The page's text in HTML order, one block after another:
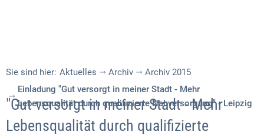
Sie sind hier: Aktuelles Archiv
Archiv 2015
Einladung "Gut versorgt in meiner Stadt - Mehr
Lebensqualität durch qualifizierte Nahversorgung" - Leipzig
"Gut versorgt in meiner Stadt - Mehr
Lebensqualität durch qualifizierte